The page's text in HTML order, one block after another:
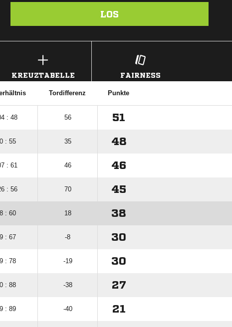
LOS
KREUZTABELLE FAIRNESS
Tordifferenz Punkte
: 48 56 51
: 55 35 48
: 61 46 46
: 56 70 45
: 60 18 38
: 67 -8 30
: 78 -19 30
: 88 -38 27
: 89 -40 21